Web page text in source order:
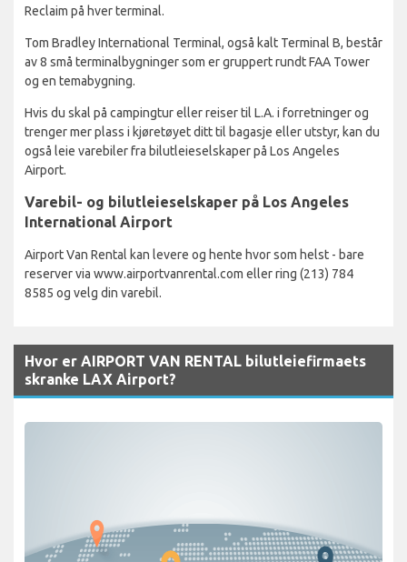
Reclaim på hver terminal.
Tom Bradley International Terminal, også kalt Terminal B, består
av 8 små terminalbygninger som er gruppert rundt FAA Tower
og en temabygning.
Hvis du skal på campingtur eller reiser til L.A. i forretninger og
trenger mer plass i kjøretøyet ditt til bagasje eller utstyr, kan du
også leie varebiler fra bilutleieselskaper på Los Angeles
Airport.
Varebil- og bilutleieselskaper på Los Angeles
International Airport
Airport Van Rental kan levere og hente hvor som helst - bare
reserver via www.airportvanrental.com eller ring (213) 784
8585 og velg din varebil.
Hvor er AIRPORT VAN RENTAL bilutleiefirmaets
skranke LAX Airport?